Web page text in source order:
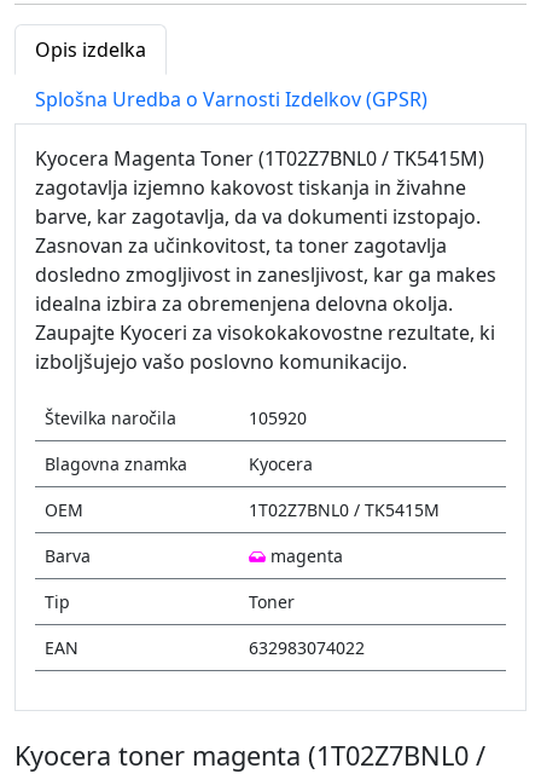
Opis izdelka
Splošna Uredba o Varnosti Izdelkov (GPSR)
Kyocera Magenta Toner (1T02Z7BNL0 / TK5415M)
zagotavlja izjemno kakovost tiskanja in živahne
barve, kar zagotavlja, da va dokumenti izstopajo.
Zasnovan za učinkovitost, ta toner zagotavlja
dosledno zmogljivost in zanesljivost, kar ga makes
idealna izbira za obremenjena delovna okolja.
Zaupajte Kyoceri za visokokakovostne rezultate, ki
izboljšujejo vašo poslovno komunikacijo.
Številka naročila
105920
Blagovna znamka
Kyocera
OEM
1T02Z7BNL0 / TK5415M
Barva
magenta
Tip
Toner
EAN
632983074022
Kyocera toner magenta (1T02Z7BNL0 /